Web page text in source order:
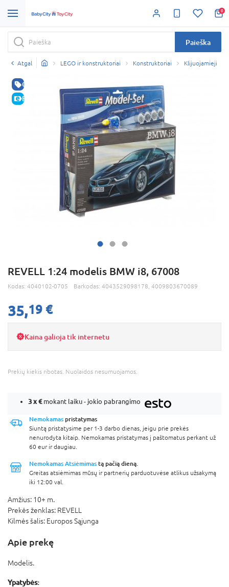
0
Paieška
Atgal LEGO ir konstruktoriai Konstruktoriai Klijuojamieji
GERA KAINA
E-KAINA
REVELL 1:24 modelis BMW i8, 67008
Kodas: 4040102-0705 Barkodas: 4043529098178, 4009803670089
35,19 €
Kaina galioja tik internetu
Prekių kiekis ribotas. Nuolaidos nesumuojamos.
3 x€mokant laiku - jokio pabrangimo
Nemokamas pristatymas
Siuntą pristatysime per 1-3 darbo dienas, jeigu prie prekės
nenurodyta kitaip. Nemokamas pristatymas į paštomatus perkant už
60 eur ir daugiau.
Nemokamas Atsiėmimas tą pačią dieną.
Greitas atsiėmimas mūsų ir partnerių parduotuvėse atlikus užsakymą
iki 12:00 val.
Amžius: 10+ m.
Prekės ženklas: REVELL
Kilmės šalis: Europos Sąjunga
Apie prekę
Modelis.
Ypatybės: